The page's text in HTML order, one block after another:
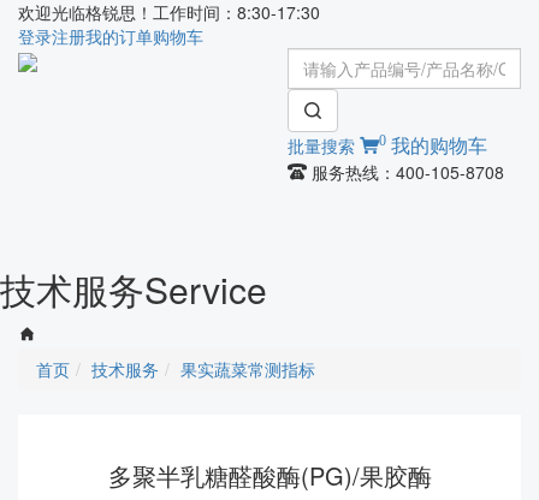
欢迎光临格锐思！工作时间：8:30-17:30
登录注册我的订单购物车
批量搜索 0 我的购物车
服务热线：400-105-8708
技术服务Service
首页 技术服务 果实蔬菜常测指标
多聚半乳糖醛酸酶(PG)/果胶酶